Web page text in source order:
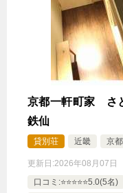
ツイン 🍴食事なし
ックス）
京都一軒町家 さ
鉄仙
貸別荘 近畿 京
更新日:2026年08月07日
口コミ:⭐️⭐️⭐️⭐️⭐️5.0(5名)